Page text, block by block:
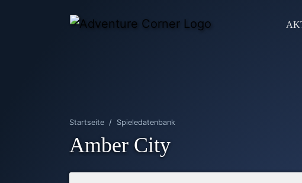
Startseite Spieledatenbank
Amber City